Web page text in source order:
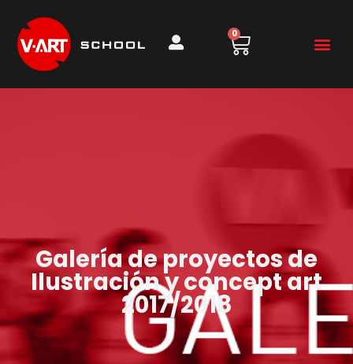
0
Galería de proyectos de
Ilustración y concept art
2017/2018